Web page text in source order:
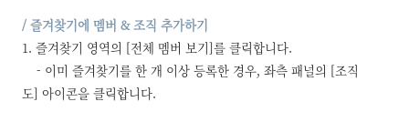
/ 즐겨찾기에 멤버 & 조직 추가하기
1. 즐겨찾기 영역의 [전체 멤버 보기]를 클릭합니다.
- 이미 즐겨찾기를 한 개 이상 등록한 경우, 좌측 패널의 [조직
도] 아이콘을 클릭합니다.